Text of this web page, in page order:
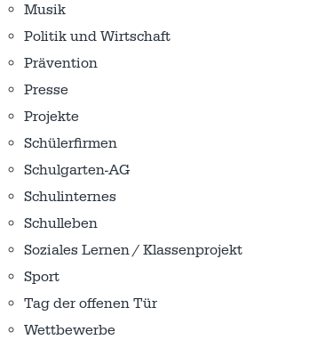
Musik
Politik und Wirtschaft
Prävention
Presse
Projekte
Schülerfirmen
Schulgarten-AG
Schulinternes
Schulleben
Soziales Lernen / Klassenprojekt
Sport
Tag der offenen Tür
Wettbewerbe